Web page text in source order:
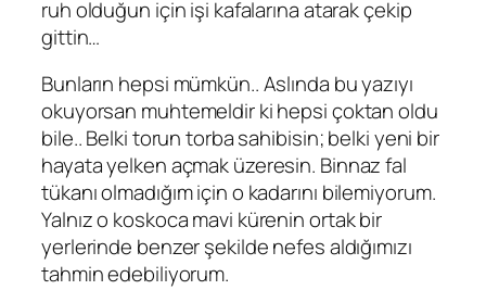
ruh olduğun için işi kafalarına atarak çekip
gittin…
Bunların hepsi mümkün.. Aslında bu yazıyı
okuyorsan muhtemeldir ki hepsi çoktan oldu
bile.. Belki torun torba sahibisin; belki yeni bir
hayata yelken açmak üzeresin. Binnaz fal
tükanı olmadığım için o kadarını bilemiyorum.
Yalnız o koskoca mavi kürenin ortak bir
yerlerinde benzer şekilde nefes aldığımızı
tahmin edebiliyorum.